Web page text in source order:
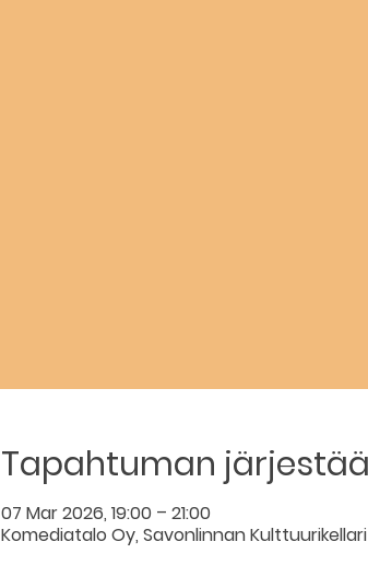
Tapahtuman järjestää
07 Mar 2026, 19:00 – 21:00
Komediatalo Oy, Savonlinnan